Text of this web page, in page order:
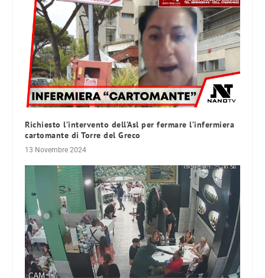
Richiesto l’intervento dell’Asl per fermare l’infermiera
cartomante di Torre del Greco
13 Novembre 2024